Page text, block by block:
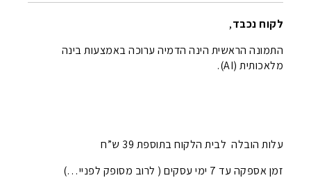
לקוח נכבד,
התמונה הראשית הינה הדמיה ערוכה באמצעות בינה
מלאכותית (AI).
עלות הובלה לבית הלקוח בתוספת 39 ש”ח
זמן אספקה עד 7 ימי עסקים ( לרוב מסופק לפניי…)